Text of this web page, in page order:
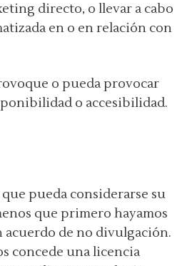
directo, o llevar a cabo
en o en relación con
o pueda provocar
o accesibilidad.
pueda considerarse su
que primero hayamos
de no divulgación.
concede una licencia